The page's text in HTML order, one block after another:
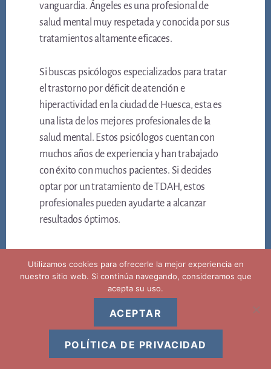
vanguardia. Ángeles es una profesional de
salud mental muy respetada y conocida por sus
tratamientos altamente eficaces.
Si buscas psicólogos especializados para tratar
el trastorno por déficit de atención e
hiperactividad en la ciudad de Huesca, esta es
una lista de los mejores profesionales de la
salud mental. Estos psicólogos cuentan con
muchos años de experiencia y han trabajado
con éxito con muchos pacientes. Si decides
optar por un tratamiento de TDAH, estos
profesionales pueden ayudarte a alcanzar
resultados óptimos.
Utilizamos cookies para ofrecerle la mejor experiencia en
nuestro sitio web. Si continúa navegando, consideramos que
acepta su uso.
ACEPTAR
POLÍTICA DE PRIVACIDAD